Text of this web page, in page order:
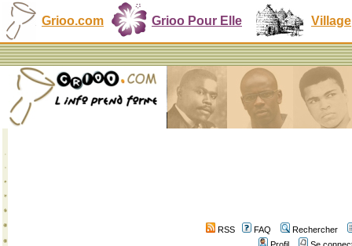
Grioo.com Grioo Pour Elle Village
RSS FAQ
Rechercher